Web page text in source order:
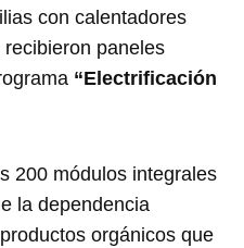
con calentadores
paneles
“Electrificación
200 módulos integrales
la dependencia
orgánicos que